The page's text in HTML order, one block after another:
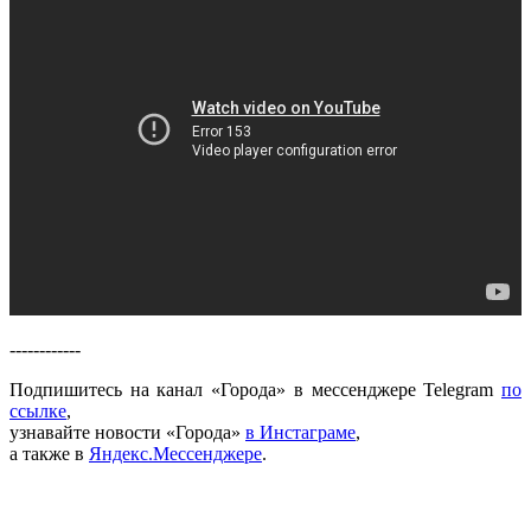
------------
Подпишитесь на канал «Города» в мессенджере Telegram по
ссылке,
узнавайте новости «Города» в Инстаграме,
а также в Яндекс.Мессенджере.